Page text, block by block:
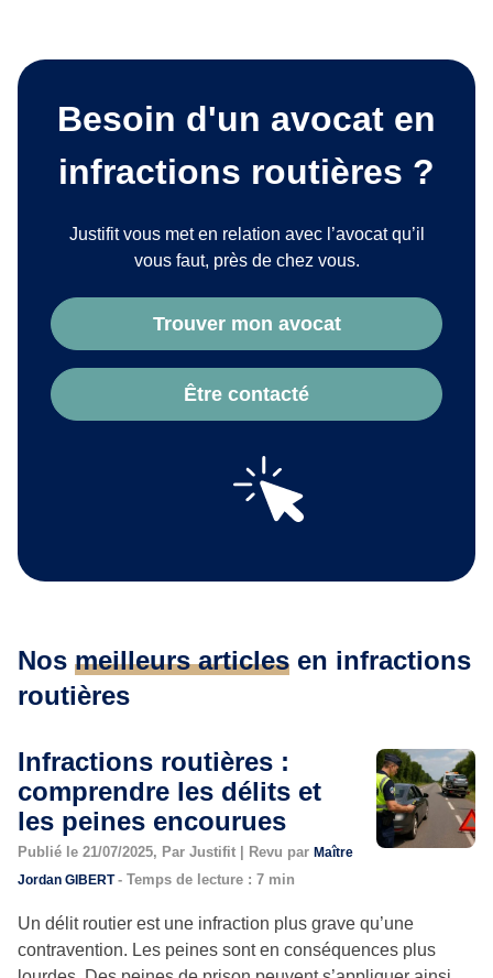
Besoin d'un avocat en
infractions routières ?
Justifit vous met en relation avec l’avocat qu’il
vous faut, près de chez vous.
Trouver mon avocat
Être contacté
Nos meilleurs articles en infractions
routières
Infractions routières :
comprendre les délits et
les peines encourues
Publié le 21/07/2025, Par Justifit | Revu par Maître
Jordan GIBERT- Temps de lecture : 7 min
Un délit routier est une infraction plus grave qu’une
contravention. Les peines sont en conséquences plus